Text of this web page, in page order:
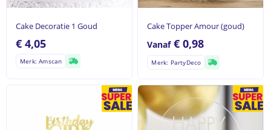
Cake Decoratie 1 Goud
€ 4,05
Merk: Amscan
Cake Topper Amour (goud)
Vanaf€0,98
Merk: PartyDeco